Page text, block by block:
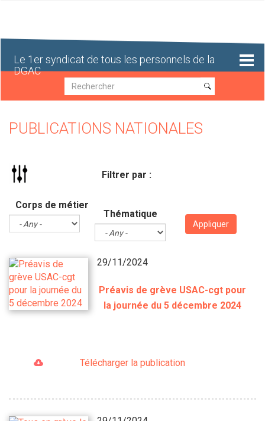
Le 1er syndicat de tous les personnels de la
DGAC
Recherche
Recherche
PUBLICATIONS NATIONALES
Filtrer par :
Corps de métier
Thématique
Appliquer
29/11/2024
Préavis de grève USAC-cgt pour
la journée du 5 décembre 2024
Télécharger la publication